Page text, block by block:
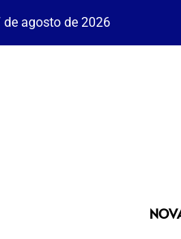
agosto de 2026